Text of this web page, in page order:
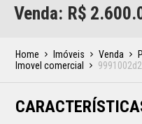
Venda: R$
Home Imóveis Venda
Imovel comercial